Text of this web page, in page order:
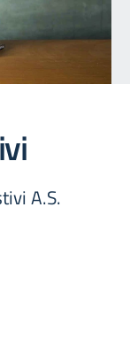
A.S.